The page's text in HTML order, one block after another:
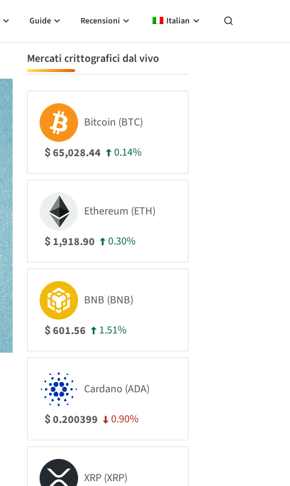
Guide Recensioni Italian
Mercati crittografici dal vivo
Bitcoin (BTC)
$65,028.44 0.14%
Ethereum (ETH)
$ 1,918.90 0.30%
BNB (BNB)
$601.56 1.51%
Cardano (ADA)
$0.200399 0.90%
XRP (XRP)